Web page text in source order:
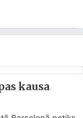
kausa